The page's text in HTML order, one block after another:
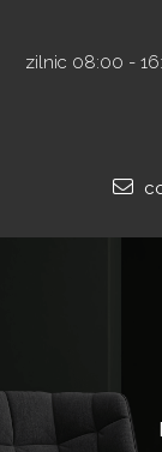
zilnic 08:00 -